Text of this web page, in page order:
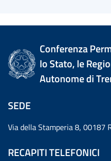
Conferenza
lo Stato, le
Autonome di
SEDE
Via della Stamperia 8, 00187
RECAPITI TELEFONICI